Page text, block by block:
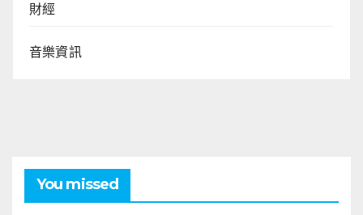
財經
音樂資訊
You missed